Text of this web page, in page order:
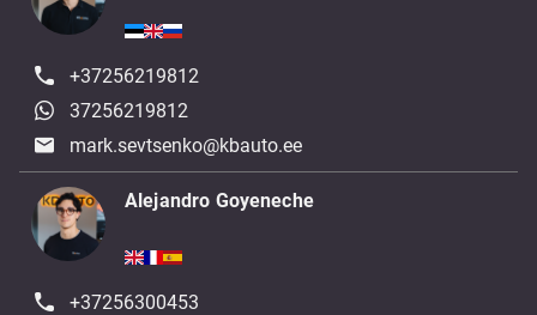
+37256219812
37256219812
mark.sevtsenko@kbauto.ee
Alejandro Goyeneche
+37256300453